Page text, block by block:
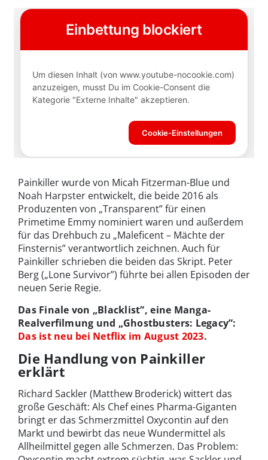
Painkiller wurde von Micah Fitzerman-Blue und
Noah Harpster entwickelt, die beide 2016 als
Produzenten von „Transparent” für einen
Primetime Emmy nominiert waren und außerdem
für das Drehbuch zu „Maleficent – Mächte der
Finsternis” verantwortlich zeichnen. Auch für
Painkiller schrieben die beiden das Skript. Peter
Berg („Lone Survivor”) führte bei allen Episoden der
neuen Serie Regie.
Das Finale von „Blacklist”, eine Manga-
Realverfilmung und „Ghostbusters: Legacy”:
Das ist neu bei Netflix im August 2023.
Die Handlung von Painkiller
erklärt
Richard Sackler (Matthew Broderick) wittert das
große Geschäft: Als Chef eines Pharma-Giganten
bringt er das Schmerzmittel Oxycontin auf den
Markt und bewirbt das neue Wundermittel als
Allheilmittel gegen alle Schmerzen. Das Problem: